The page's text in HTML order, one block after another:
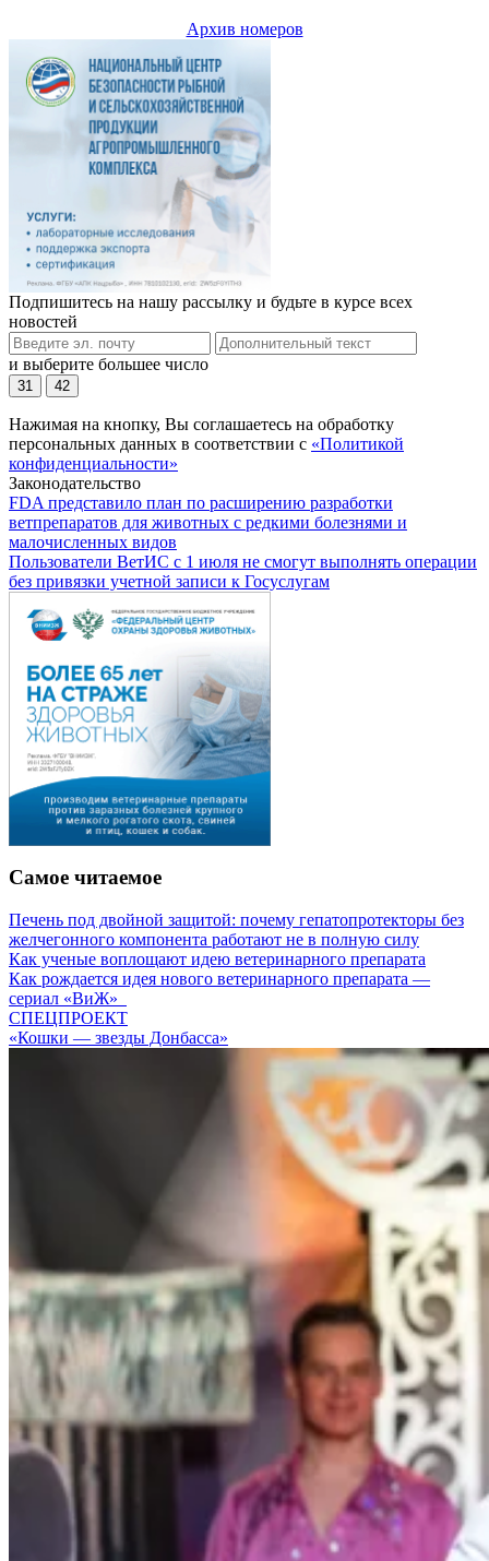
Архив номеров
Подпишитесь на нашу рассылку и будьте в курсе всех
новостей
и выберите большее число
31 42
Нажимая на кнопку, Вы соглашаетесь на обработку
персональных данных в соответствии с «Политикой
конфиденциальности»
Законодательство
FDA представило план по расширению разработки
ветпрепаратов для животных с редкими болезнями и
малочисленных видов
Пользователи ВетИС с 1 июля не смогут выполнять операции
без привязки учетной записи к Госуслугам
Самое читаемое
Печень под двойной защитой: почему гепатопротекторы без
желчегонного компонента работают не в полную силу
Как ученые воплощают идею ветеринарного препарата
Как рождается идея нового ветеринарного препарата —
сериал «ВиЖ»
СПЕЦПРОЕКТ
«Кошки — звезды Донбасса»